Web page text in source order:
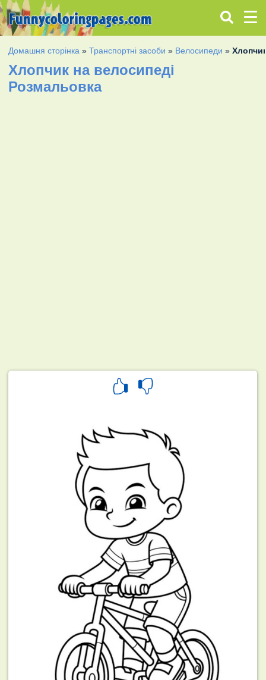
Домашня сторінка »Транспортні засоби » Велосипеди »
Хлопчик на велосипеді
Розмальовка